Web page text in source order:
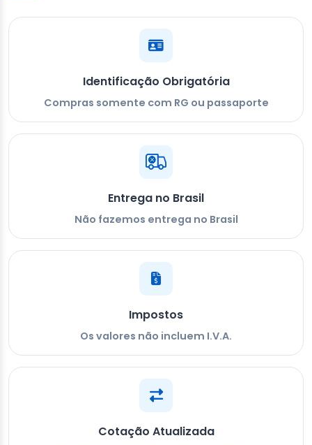
Identificação Obrigatória
Compras somente com RG ou passaporte
Entrega no Brasil
Não fazemos entrega no Brasil
Impostos
Os valores não incluem I.V.A.
Cotação Atualizada